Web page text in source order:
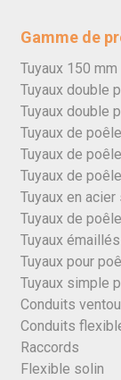
Gamme de
Tuyaux 150
Tuyaux double
Tuyaux double
Tuyaux de
Tuyaux de
Tuyaux de
Tuyaux en
Tuyaux de
Tuyaux
Tuyaux pour
Tuyaux simple
Conduits
Conduits
Raccords
Flexible solin